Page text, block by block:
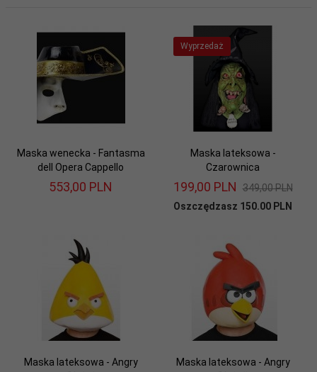
Maska wenecka - Fantasma
dell Opera Cappello
553,00 PLN
Wyprzedaż
Maska lateksowa -
Czarownica
199,00 PLN 349,00 PLN
Oszczędzasz 150.00 PLN
Maska lateksowa - Angry
Maska lateksowa - Angry